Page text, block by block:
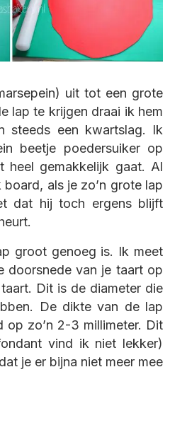
uit tot een grote
lap te krijgen draai ik hem
steeds een kwartslag. Ik
beetje poedersuiker op
heel gemakkelijk gaat. Al
als je zo’n grote lap
dat hij toch ergens blijft
groot genoeg is. Ik meet
doorsnede van je taart op
Dit is de diameter die
De dikte van de lap
zo’n 2-3 millimeter. Dit
vind ik niet lekker)
je er bijna niet meer mee